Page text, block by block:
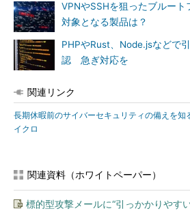
VPNやSSHを狙ったブルー
対象となる製品は？
PHPやRust、Node.jsなどで
認 急ぎ対応を
関連リンク
長期休暇前のサイバーセキュリティの備えを
イクロ
関連資料（ホワイトペーパー）
標的型攻撃メールに“引っかかりやす